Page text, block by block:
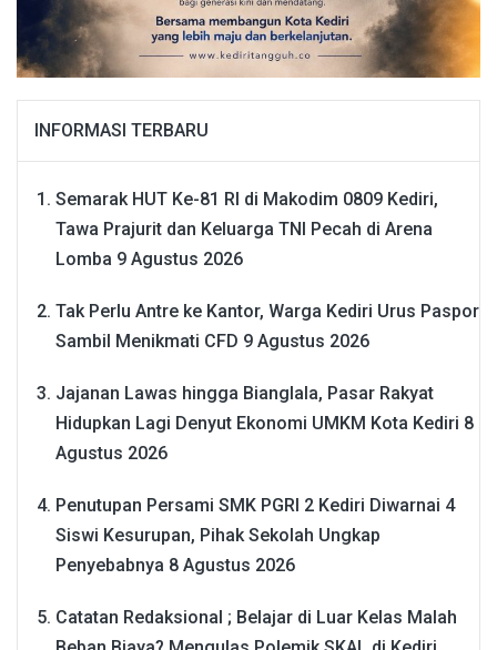
INFORMASI TERBARU
Semarak HUT Ke-81 RI di Makodim 0809 Kediri,
Tawa Prajurit dan Keluarga TNI Pecah di Arena
Lomba 9 Agustus 2026
Tak Perlu Antre ke Kantor, Warga Kediri Urus Paspor
Sambil Menikmati CFD 9 Agustus 2026
Jajanan Lawas hingga Bianglala, Pasar Rakyat
Hidupkan Lagi Denyut Ekonomi UMKM Kota Kediri 8
Agustus 2026
Penutupan Persami SMK PGRI 2 Kediri Diwarnai 4
Siswi Kesurupan, Pihak Sekolah Ungkap
Penyebabnya 8 Agustus 2026
Catatan Redaksional ; Belajar di Luar Kelas Malah